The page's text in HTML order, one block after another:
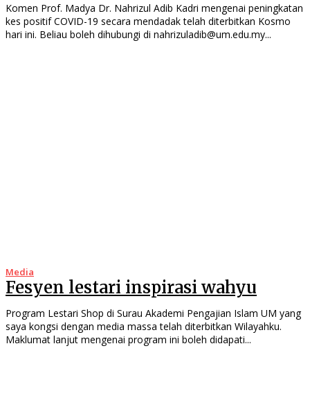
Komen Prof. Madya Dr. Nahrizul Adib Kadri mengenai peningkatan
kes positif COVID-19 secara mendadak telah diterbitkan Kosmo
hari ini. Beliau boleh dihubungi di nahrizuladib@um.edu.my...
Media
Fesyen lestari inspirasi wahyu
Program Lestari Shop di Surau Akademi Pengajian Islam UM yang
saya kongsi dengan media massa telah diterbitkan Wilayahku.
Maklumat lanjut mengenai program ini boleh didapati...